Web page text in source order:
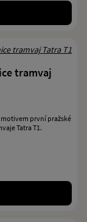
tramvaj
první pražské
Tatra T1.